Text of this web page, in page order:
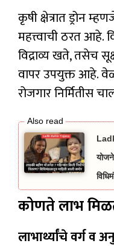
कृषी क्षेत्रात ड्रोन
महत्त्वाची ठरत आहे.
विद्राव्य खते, तसेच
वापर उपयुक्त आहे.
रोजगार निर्मितीस
कोणते लाभ
लाभार्थ्यांचे वर्ग व